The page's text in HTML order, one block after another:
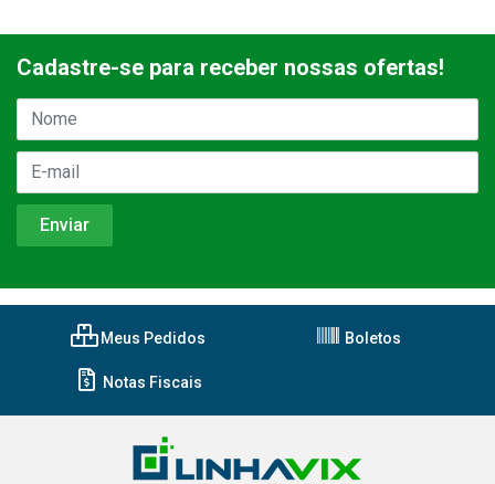
Cadastre-se para receber nossas ofertas!
Meus Pedidos Boletos
Notas Fiscais